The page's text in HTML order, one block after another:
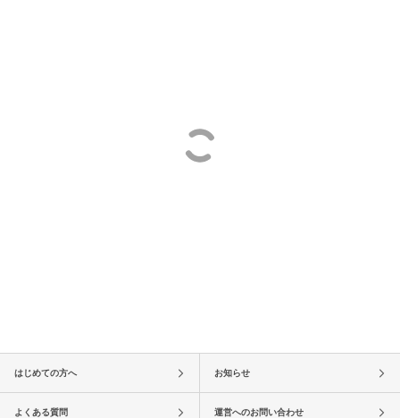
はじめての方へ お知らせ
よくある質問 運営へのお問い合わせ